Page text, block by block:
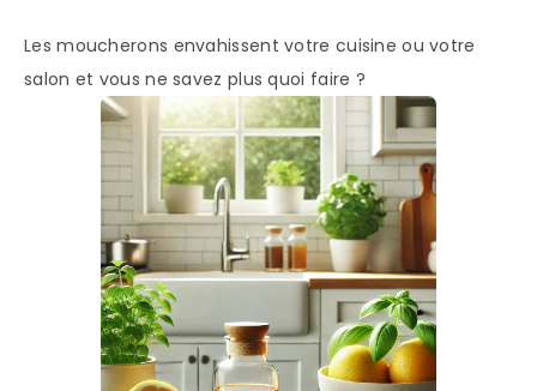
Les moucherons envahissent votre cuisine ou votre
salon et vous ne savez plus quoi faire ?